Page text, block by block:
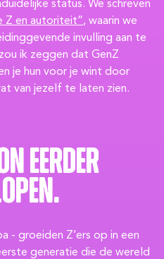
status. We schreven
Z en autoriteit”, waarin we
invulling aan te
ik zeggen dat GenZ
je hun voor je wint door
van jezelf te laten zien.
eerder
- groeiden Z’ers op in een
generatie die de wereld